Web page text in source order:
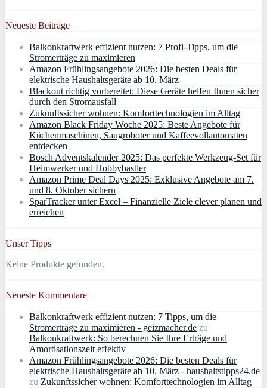
Neueste Beiträge
Balkonkraftwerk effizient nutzen: 7 Profi-Tipps, um die
Stromerträge zu maximieren
Amazon Frühlingsangebote 2026: Die besten Deals für
elektrische Haushaltsgeräte ab 10. März
Blackout richtig vorbereitet: Diese Geräte helfen Ihnen sicher
durch den Stromausfall
Zukunftssicher wohnen: Komforttechnologien im Alltag
Amazon Black Friday Woche 2025: Beste Angebote für
Küchenmaschinen, Saugroboter und Kaffeevollautomaten
entdecken
Bosch Adventskalender 2025: Das perfekte Werkzeug-Set für
Heimwerker und Hobbybastler
Amazon Prime Deal Days 2025: Exklusive Angebote am 7.
und 8. Oktober sichern
SparTracker unter Excel – Finanzielle Ziele clever planen und
erreichen
Unser Tipps
Keine Produkte gefunden.
Neueste Kommentare
Balkonkraftwerk effizient nutzen: 7 Tipps, um die
Stromerträge zu maximieren - geizmacher.de zu
Balkonkraftwerk: So berechnen Sie Ihre Erträge und
Amortisationszeit effektiv
Amazon Frühlingsangebote 2026: Die besten Deals für
elektrische Haushaltsgeräte ab 10. März - haushaltstipps24.de
zu Zukunftssicher wohnen: Komforttechnologien im Alltag